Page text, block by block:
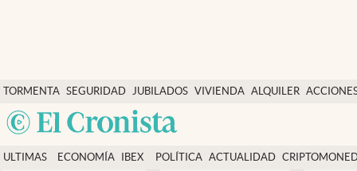
TORMENTA SEGURIDAD
SOCIAL
JUBILADOS VIVIENDA ALQUILER
Economía y finanzas
Política
Actualidad
ULTIMAS
ECONOMÍA
IBEX
POLÍTICA ACTUALIDAD